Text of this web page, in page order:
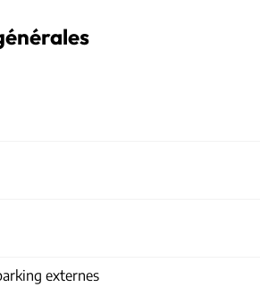
externes